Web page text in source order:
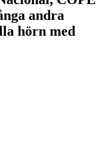
andra
hörn med